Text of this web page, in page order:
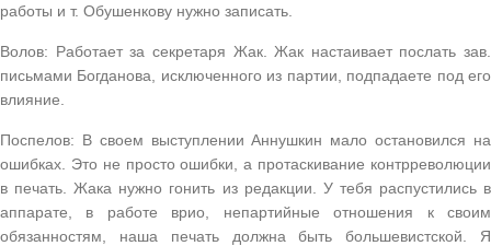
работы и т. Обушенкову нужно записать.
Волов: Работает за секретаря Жак. Жак настаивает послать зав.
письмами Богданова, исключенного из партии, подпадаете под его
влияние.
Поспелов: В своем выступлении Аннушкин мало остановился на
ошибках. Это не просто ошибки, а протаскивание контрреволюции
в печать. Жака нужно гонить из редакции. У тебя распустились в
аппарате, в работе врио, непартийные отношения к своим
обязанностям, наша печать должна быть большевистской. Я